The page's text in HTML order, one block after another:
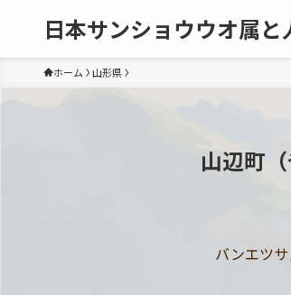
日本サンショウウオ属と
ホーム 山形県
山辺町（
バンエツ